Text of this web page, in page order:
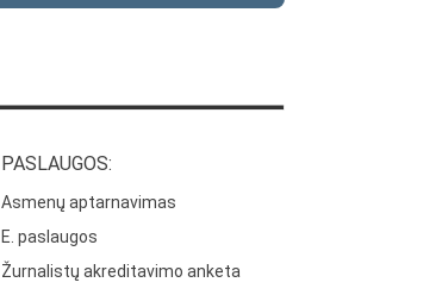
PASLAUGOS:
Asmenų aptarnavimas
E. paslaugos
Žurnalistų akreditavimo anketa